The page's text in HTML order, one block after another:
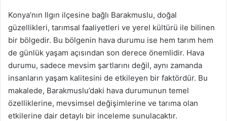
Konya’nın Ilgın ilçesine bağlı Barakmuslu, doğal
güzellikleri, tarımsal faaliyetleri ve yerel kültürü ile bilinen
bir bölgedir. Bu bölgenin hava durumu ise hem tarım hem
de günlük yaşam açısından son derece önemlidir. Hava
durumu, sadece mevsim şartlarını değil, aynı zamanda
insanların yaşam kalitesini de etkileyen bir faktördür. Bu
makalede, Barakmuslu’daki hava durumunun temel
özelliklerine, mevsimsel değişimlerine ve tarıma olan
etkilerine dair detaylı bir inceleme sunulacaktır.